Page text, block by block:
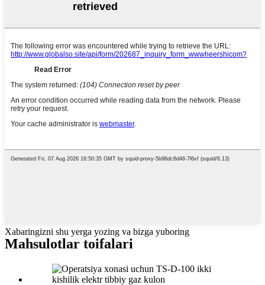
Xabaringizni shu yerga yozing va bizga yuboring
Mahsulotlar toifalari